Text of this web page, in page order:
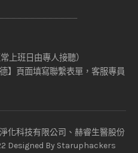
上班日由專人接聽）
】頁面填寫聯繫表單，客服專員
化科技有限公司、赫睿生醫股份
Designed By Staruphackers